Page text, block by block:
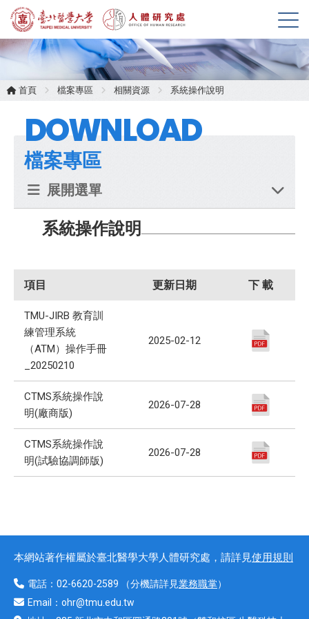
展
開
選
單
首頁 檔案專區 相關資源 系統操作說明
DOWNLOAD
檔案專區
展開選單
系統操作說明
項目 更新日期 下 載
TMU-JIRB 教育訓
練管理系統
（ATM）操作手冊
_20250210
2025-02-12
CTMS系統操作說
明(廠商版)
2026-07-28
CTMS系統操作說
明(試驗協調師版)
2026-07-28
本網站著作權屬於臺北醫學大學人體研究處，請詳見使用規則
電話： 02-6620-2589 （分機請詳見業務職掌）
Email： ohr@tmu.edu.tw